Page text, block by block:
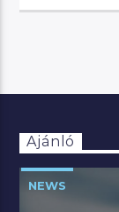
Ajánló
NEWS